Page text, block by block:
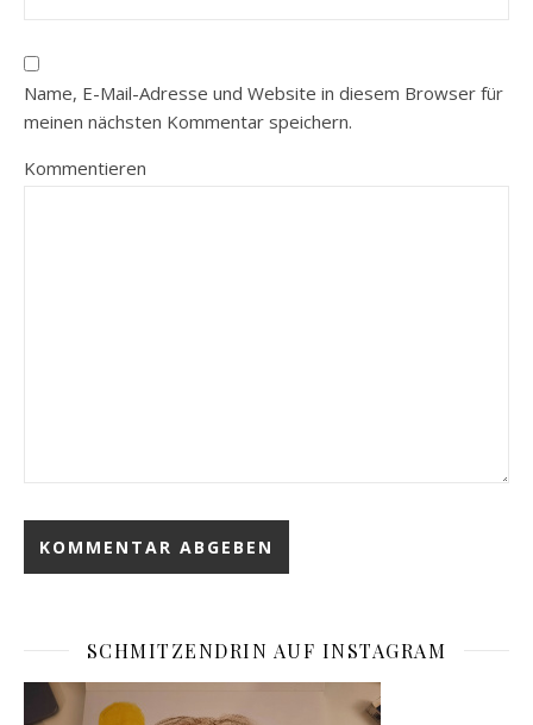
Name, E-Mail-Adresse und Website in diesem Browser für
meinen nächsten Kommentar speichern.
Kommentieren
SCHMITZENDRIN AUF INSTAGRAM